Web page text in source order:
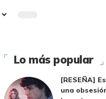
Lo más popular
[RESEÑA]
una